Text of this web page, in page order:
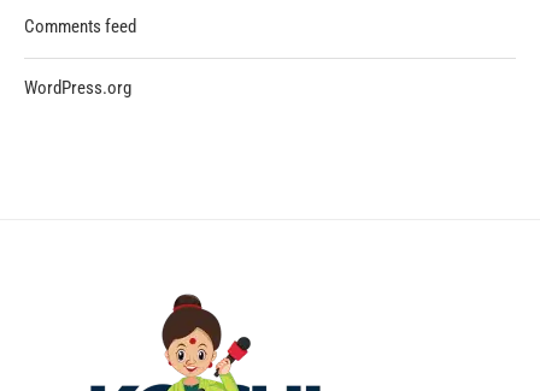
Comments feed
WordPress.org